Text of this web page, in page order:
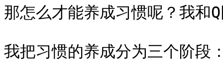
那怎么才能养成习惯呢？我和
我把习惯的养成分为三个阶段